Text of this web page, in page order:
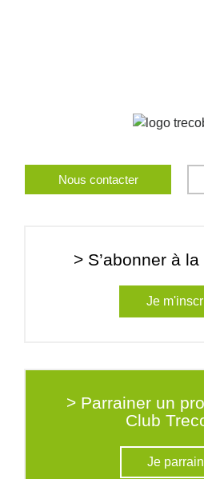
Nous contacter
> S’abonner à
Je
> Parrainer un
Club
Je